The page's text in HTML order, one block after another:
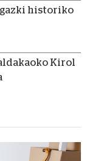
historiko
Kirol